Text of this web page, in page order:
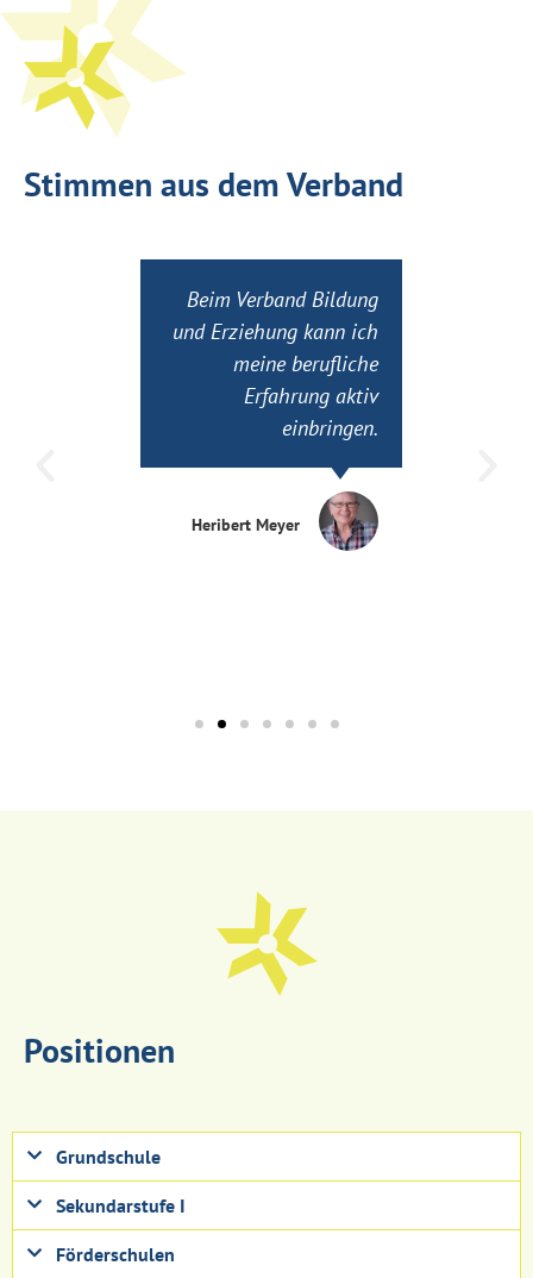
Stimmen aus dem Verband
Beim Verband Bildung
und Erziehung kann ich
meine berufliche
Erfahrung aktiv
einbringen.
Heribert Meyer
Positionen
Grundschule
Sekundarstufe I
Förderschulen